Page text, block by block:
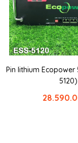
Pin lithium Ecopower
5120)